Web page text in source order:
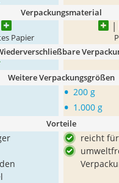
Verpackungsmaterial
Papier
Weitere Verpackungsgrößen
• 200 g
• 1.000 g
Vorteile
reicht